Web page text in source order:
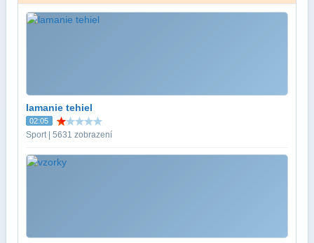
lamanie tehiel
02:05
Sport | 5631 zobrazení